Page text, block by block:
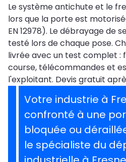
Le système antichute et le
lors que la porte est
EN 12978). Le débrayage de
testé lors de chaque pose.
livrée avec un test complet :
course, télécommandes et
l'exploitant. Devis gratuit
Votre industrie à
confronté à une
bloquée ou
le spécialiste du